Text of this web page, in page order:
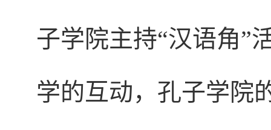
子学院主持“汉语角”
学的互动，孔子学院